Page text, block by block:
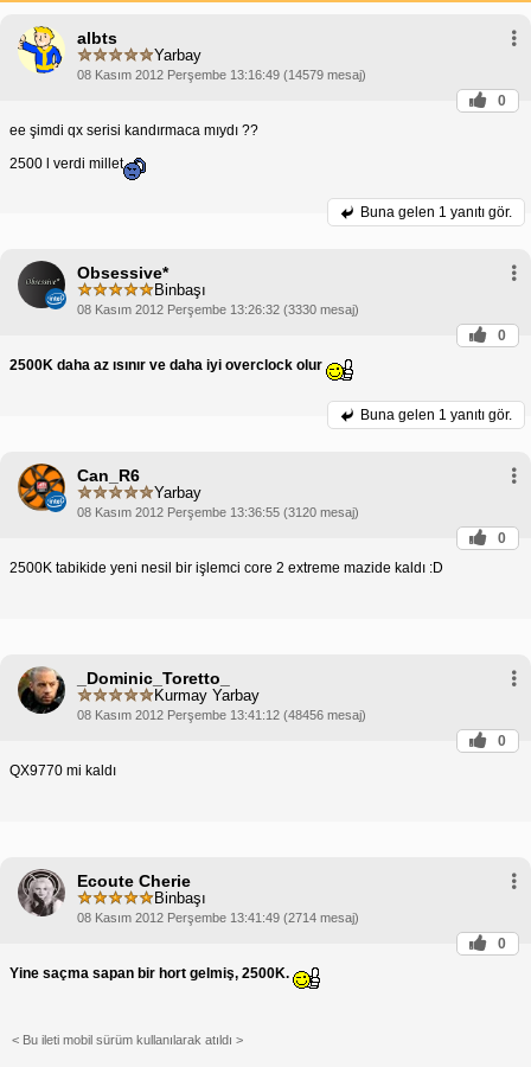
albts
Yarbay
08 Kasım 2012 Perşembe 13:16:49 (14579 mesaj)
0
ee şimdi qx serisi kandırmaca mıydı ??
2500 l verdi millet
Buna gelen 1 yanıtı gör.
Obsessive*
Binbaşı
08 Kasım 2012 Perşembe 13:26:32 (3330 mesaj)
0
2500K daha az ısınır ve daha iyi overclock olur
Buna gelen 1 yanıtı gör.
Can_R6
Yarbay
08 Kasım 2012 Perşembe 13:36:55 (3120 mesaj)
0
2500K tabikide yeni nesil bir işlemci core 2 extreme mazide kaldı :D
_Dominic_Toretto_
Kurmay Yarbay
08 Kasım 2012 Perşembe 13:41:12 (48456 mesaj)
0
QX9770 mi kaldı
Ecoute Cherie
Binbaşı
08 Kasım 2012 Perşembe 13:41:49 (2714 mesaj)
0
Yine saçma sapan bir hort gelmiş, 2500K.
< Bu ileti mobil sürüm kullanılarak atıldı >